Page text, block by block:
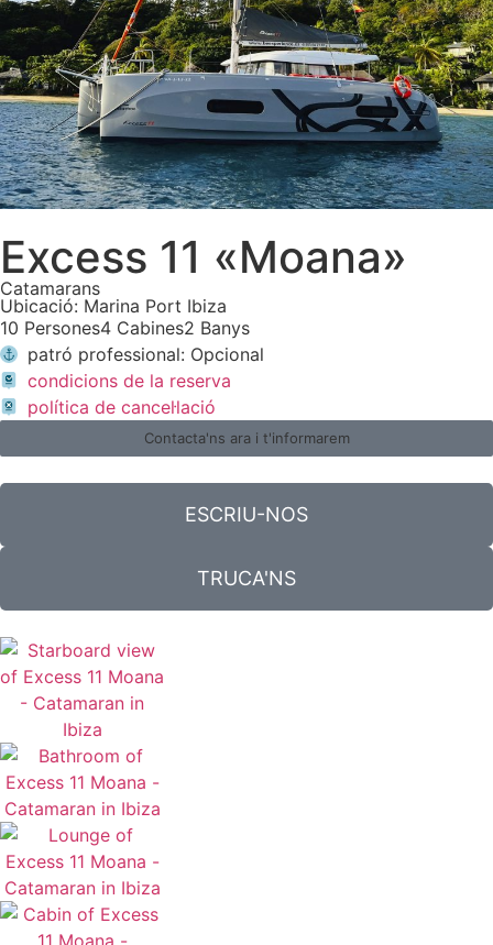
Excess 11 «Moana»
Catamarans
Ubicació: Marina Port Ibiza
10 Persones4 Cabines2 Banys
patró professional: Opcional
condicions de la reserva
política de cancel·lació
Contacta'ns ara i t'informarem
ESCRIU-NOS
TRUCA'NS